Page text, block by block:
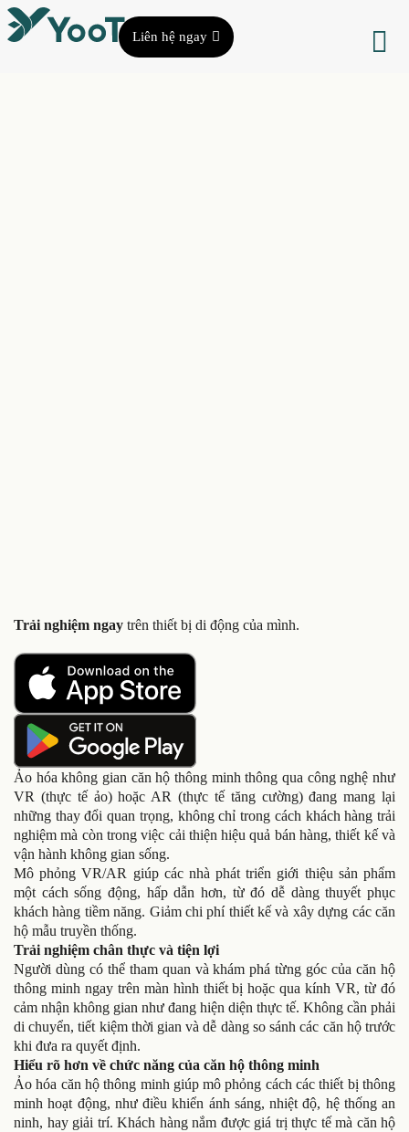
Liên hệ ngay
Trải nghiệm ngay trên thiết bị di động của mình.
Ảo hóa không gian căn hộ thông minh thông qua công nghệ như
VR (thực tế ảo) hoặc AR (thực tế tăng cường) đang mang lại
những thay đổi quan trọng, không chỉ trong cách khách hàng trải
nghiệm mà còn trong việc cải thiện hiệu quả bán hàng, thiết kế và
vận hành không gian sống.
Mô phỏng VR/AR giúp các nhà phát triển giới thiệu sản phẩm
một cách sống động, hấp dẫn hơn, từ đó dễ dàng thuyết phục
khách hàng tiềm năng. Giảm chi phí thiết kế và xây dựng các căn
hộ mẫu truyền thống.
Trải nghiệm chân thực và tiện lợi
Người dùng có thể tham quan và khám phá từng góc của căn hộ
thông minh ngay trên màn hình thiết bị hoặc qua kính VR, từ đó
cảm nhận không gian như đang hiện diện thực tế. Không cần phải
di chuyển, tiết kiệm thời gian và dễ dàng so sánh các căn hộ trước
khi đưa ra quyết định.
Hiểu rõ hơn về chức năng của căn hộ thông minh
Ảo hóa căn hộ thông minh giúp mô phỏng cách các thiết bị thông
minh hoạt động, như điều khiển ánh sáng, nhiệt độ, hệ thống an
ninh, hay giải trí. Khách hàng nắm được giá trị thực tế mà căn hộ